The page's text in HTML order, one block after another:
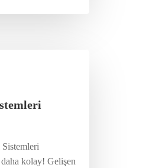
daha kolay! Gelişen